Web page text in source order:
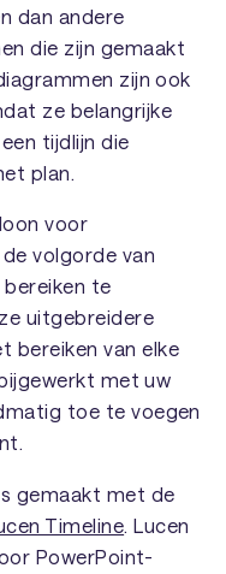
dan andere
die zijn gemaakt
zijn ook
ze belangrijke
tijdlijn die
plan.
voor
volgorde van
te
uitgebreidere
bereiken van elke
met uw
toe te voegen
gemaakt met de
Timeline . Lucen
PowerPoint-